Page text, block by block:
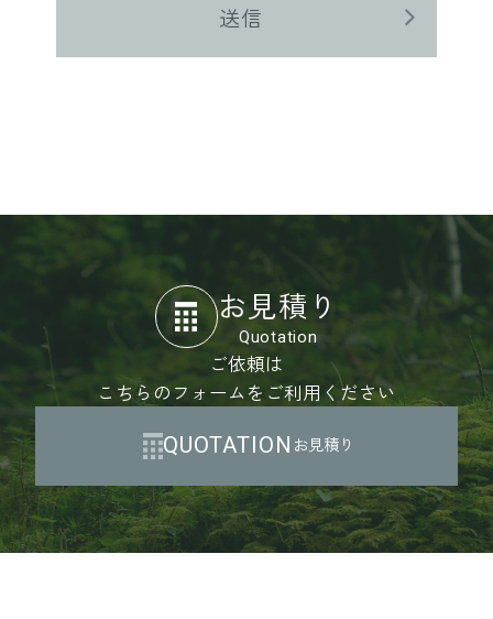
〒370-0841
について、個人情報の保護に関する法
律、個人情報保護に関するガイドライ
ン等の指針、その他個人情報保護に関
する関係法令を遵守します。
3.個人情報
おける個人情報を指し、生存する個人
に関する情報であって当該情報に含ま
れる氏名・生年月日・住所・電話番
号・連絡先その他の記述等により特定
送信
お見積り
Quotation
ご依頼は
こちらのフォームをご利用ください
QUOTATION お見積り